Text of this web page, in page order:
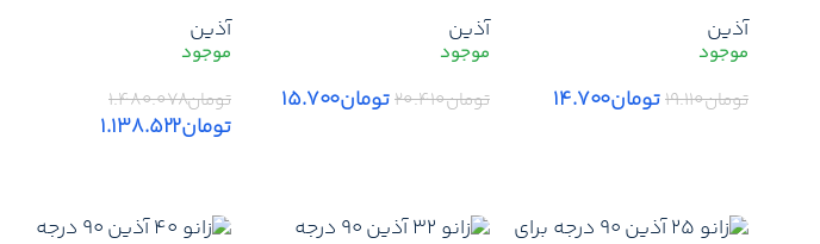
شیرآلات آذین + ضمانت
اصالت
آذین
تومان۱۹.۱۱۰تومان۱۴.۷۰۰
شیرآلات آذین + ضمانت
اصالت
آذین
تومان۲۰.۴۱۰تومان۱۵.۷۰۰
– لیست قیمت جدید آذین
نمایندگی + ارسال
آذین
تومان۱.۴۸۰.۰۷۸
تومان۱.۱۳۸.۵۲۲